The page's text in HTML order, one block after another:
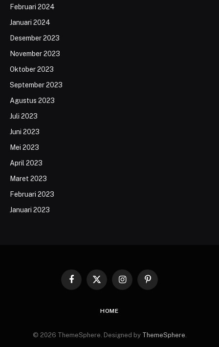
Februari 2024
Januari 2024
Desember 2023
November 2023
Oktober 2023
September 2023
Agustus 2023
Juli 2023
Juni 2023
Mei 2023
April 2023
Maret 2023
Februari 2023
Januari 2023
Facebook
X
InstagramPinterest
HOME
© 2026 ThemeSphere. Designed by ThemeSphere.